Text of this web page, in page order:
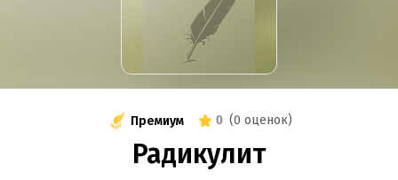
Премиум 0 (0 оценок)
Радикулит